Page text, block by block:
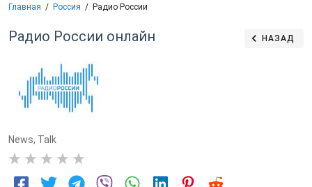
Главная Россия Радио России
Радио России онлайн НАЗАД
News, Talk